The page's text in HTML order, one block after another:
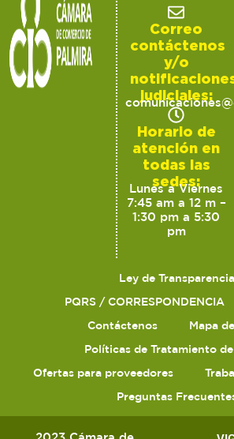
Correo
contáctenos
y/o
judiciales:
Horario de
atención en
todas las
sedes:
Lunes a Viernes
7:45 am a 12 m –
1:30 pm a 5:30
pm
Ley de Transparencia
PQRS / CORRESPONDENCIA
Contáctenos
Mapa
Políticas de Tratamiento
Ofertas para proveedores
Preguntas